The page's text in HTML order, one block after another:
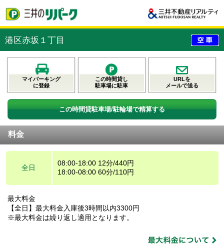
港区赤坂１丁目
マイパーキング
に登録
この時間貸し
駐車場に駐車
URLを
メールで送る
この時間貸駐車場/駐輪場で精算する
料金
全日
08:00-18:00 12分/440円
18:00-08:00 60分/110円
最大料金
【全日】最大料金入庫後3時間以内3300円
※最大料金は繰り返し適用となります。